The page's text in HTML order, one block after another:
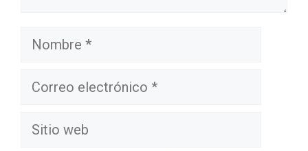
Nombre
Correo
Sitio